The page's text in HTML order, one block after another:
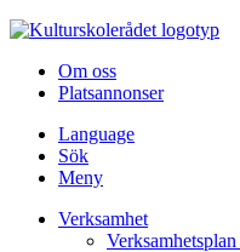
Hoppa till innehållet
Om oss
Platsannonser
Language
Sök
Meny
Verksamhet